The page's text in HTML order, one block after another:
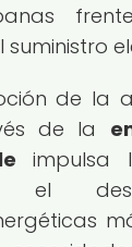
de la
de la
impulsa
el